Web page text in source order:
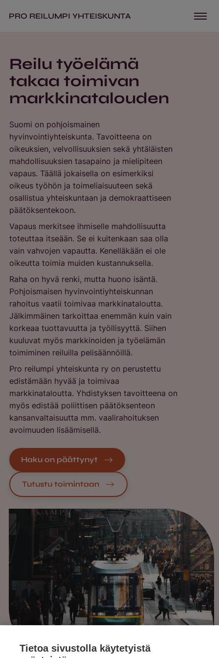
PRO REILUMPI YHTEISKUNTA
Reilu työelämä
takaa toimivan
markkinatalouden
Suomi on pohjoismainen
hyvinvointiyhteiskunta. Tavoitteena on
oikeuksien, velvollisuuksien sekä yhtäläisten
mahdollisuuksien tasapaino ja mielipiteen
vapaus. Täällä jokaisella on esimerkiksi
oikeus työhön ja toimeliaisuuteen sekä
osallistua yhteiskuntaan ja demokraattiseen
päätöksentekoon.
Vapaus merkitsee ihmiselle mahdollisuutta
toteuttaa itseään. Se ei kuitenkaan saa olla
vain vahvojen vapautta. Kenelläkään ei ole
oikeutta toimia muiden kustannuksella.
Raha on hyvä renki, mutta huono isäntä.
Pohjoismaisen hyvinvointiyhteiskunnan
rahoitus vaatii toimivaa markkinataloutta.
Jälkimmäinen tarkoittaa enemmän kuin vain
korkeaa tuottavuutta ja työllisyyttä. Siihen
kuuluvat myös markkinoiden ja työelämän
toimiminen reiluilla pelisäännöillä.
Pro reilumpi yhteiskunta ry on perustettu
edistämään hyvää ja toimivaa
markkinataloutta. Yhdistyksen tavoitteena on
myös edistää poliittisen päätöksenteon
kansanvaltaisuutta mm. vaalirahoituksen
avoimuuden lisäämisellä.
Haku on päättynyt
Tutustu toimintaan
Tietoa sivustolla käytetyistä